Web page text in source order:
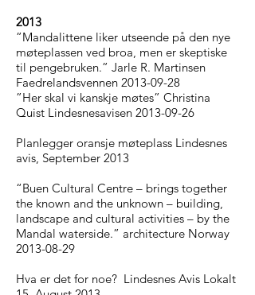
2013
”Mandalittene liker utseende på den nye
møteplassen ved broa, men er skeptiske
til pengebruken.” Jarle R. Martinsen
Faedrelandsvennen 2013-09-28
”Her skal vi kanskje møtes” Christina
Quist Lindesnesavisen 2013-09-26
Planlegger oransje møteplass Lindesnes
avis, September 2013
“Buen Cultural Centre – brings together
the known and the unknown – building,
landscape and cultural activities – by the
Mandal waterside.” architecture Norway
2013-08-29
Hva er det for noe? Lindesnes Avis Lokalt